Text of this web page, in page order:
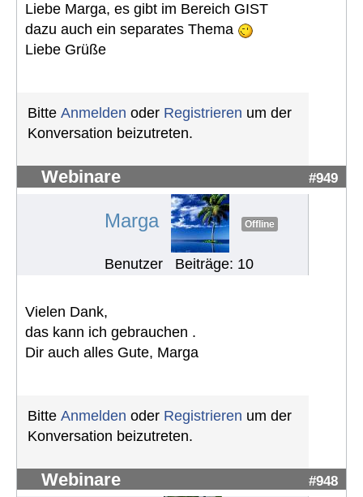
Liebe Marga, es gibt im Bereich GIST
dazu auch ein separates Thema
Liebe Grüße
Bitte Anmelden oder Registrieren um der
Konversation beizutreten.
Webinare #949
Marga Offline
Benutzer Beiträge: 10
Vielen Dank,
das kann ich gebrauchen .
Dir auch alles Gute, Marga
Bitte Anmelden oder Registrieren um der
Konversation beizutreten.
Webinare #948